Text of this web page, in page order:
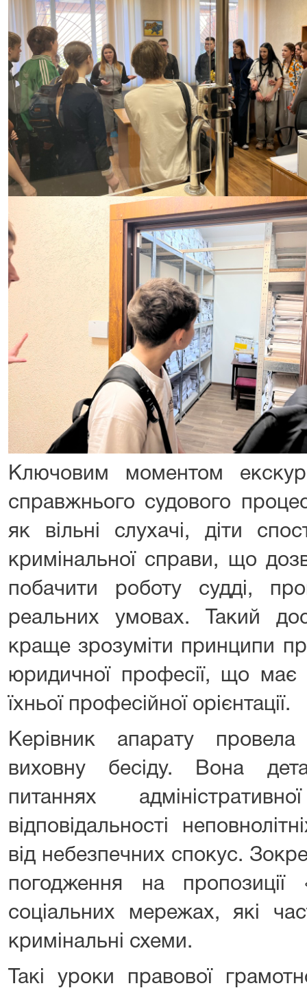
Ключовим моментом
справжнього судового
як вільні слухачі, діти
кримінальної справи, що
побачити роботу судді,
реальних умовах. Такий
краще зрозуміти принципи
юридичної професії, що
їхньої професійної орієнтації.
Керівник апарату
виховну бесіду. Вона
питаннях
відповідальності
від небезпечних спокус.
погодження на пропозиції
соціальних мережах, які
кримінальні схеми.
Такі уроки правової